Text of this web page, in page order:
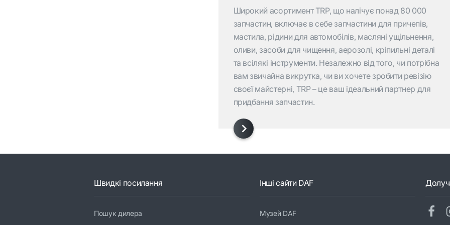
Широкий асортимент TRP, що налічує понад 80 000
запчастин, включає в себе запчастини для причепів,
мастила, рідини для автомобілів, масляні ущільнення,
оливи, засоби для чищення, аерозолі, кріпильні деталі
та всілякі інструменти. Незалежно від того, чи потрібна
вам звичайна викрутка, чи ви хочете зробити ревізію
своєї майстерні, TRP – це ваш ідеальний партнер для
придбання запчастин.
Швидкі посилання
Пошук дилера
Інші сайти DAF
Музей DAF